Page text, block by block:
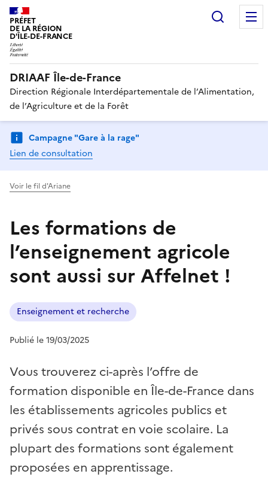
PRÉFET
DE LA RÉGION
D'ÎLE-DE-FRANCE
DRIAAF Île-de-France
Direction Régionale Interdépartementale de l’Alimentation,
de l’Agriculture et de la Forêt
Campagne "Gare à la rage"
Lien de consultation
Voir le fil d'Ariane
Les formations de
l’enseignement agricole
sont aussi sur Affelnet !
Enseignement et recherche
Publié le 19/03/2025
Vous trouverez ci-après l’offre de
formation disponible en Île-de-France dans
les établissements agricoles publics et
privés sous contrat en voie scolaire. La
plupart des formations sont également
proposées en apprentissage.